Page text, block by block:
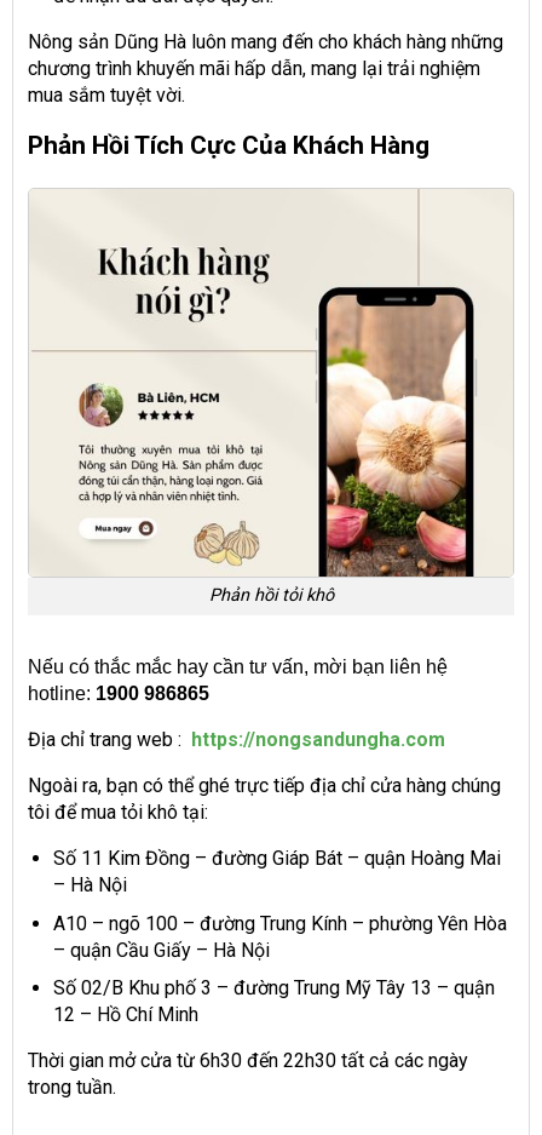
Nông sản Dũng Hà luôn mang đến cho khách hàng những
chương trình khuyến mãi hấp dẫn, mang lại trải nghiệm
mua sắm tuyệt vời.
Phản Hồi Tích Cực Của Khách Hàng
Phản hồi tỏi khô
Nếu có thắc mắc hay cần tư vấn, mời bạn liên hệ
hotline: 1900 986865
Địa chỉ trang web : https://nongsandungha.com
Ngoài ra, bạn có thể ghé trực tiếp địa chỉ cửa hàng chúng
tôi để mua tỏi khô tại:
Số 11 Kim Đồng – đường Giáp Bát – quận Hoàng Mai
– Hà Nội
A10 – ngõ 100 – đường Trung Kính – phường Yên Hòa
– quận Cầu Giấy – Hà Nội
Số 02/B Khu phố 3 – đường Trung Mỹ Tây 13 – quận
12 – Hồ Chí Minh
Thời gian mở cửa từ 6h30 đến 22h30 tất cả các ngày
trong tuần.